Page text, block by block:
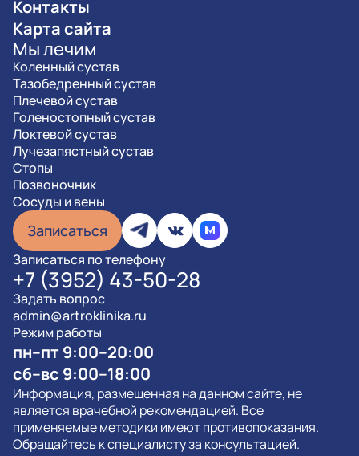
Контакты
Карта сайта
Мы лечим
Коленный сустав
Тазобедренный сустав
Плечевой сустав
Голеностопный сустав
Локтевой сустав
Лучезапястный сустав
Стопы
Позвоночник
Сосуды и вены
Записаться
Записаться по телефону
+7 (3952) 43-50-28
Задать вопрос
admin@artroklinika.ru
Режим работы
пн–пт 9:00–20:00
сб–вс 9:00–18:00
Информация, размещенная на данном сайте, не
является врачебной рекомендацией. Все
применяемые методики имеют противопоказания.
Обращайтесь к специалисту за консультацией.